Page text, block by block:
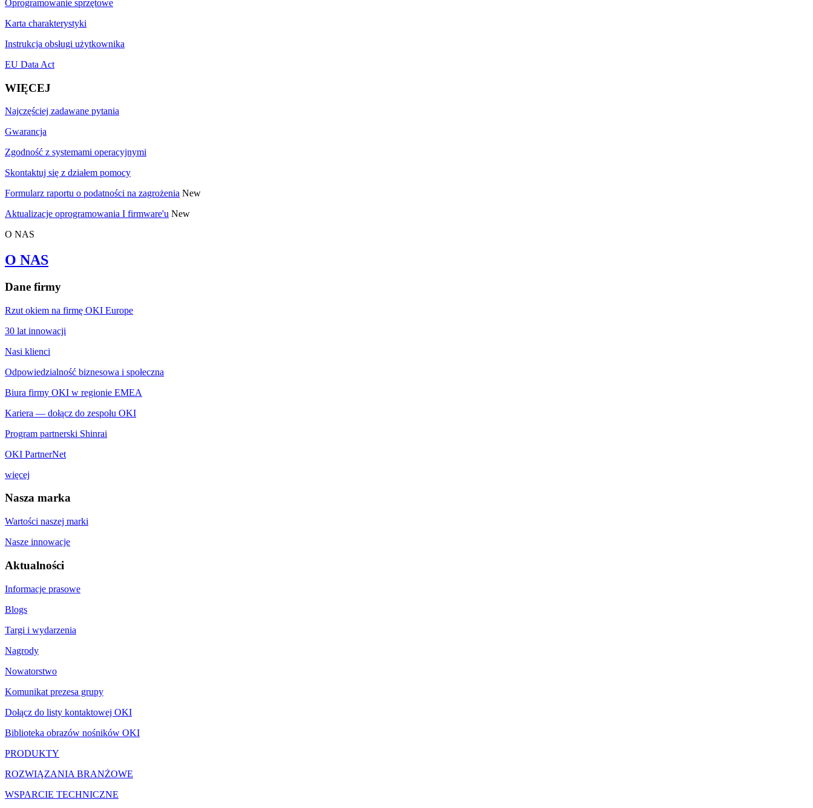
Oprogramowanie sprzętowe
Karta charakterystyki
Instrukcja obsługi użytkownika
EU Data Act
WIĘCEJ
Najczęściej zadawane pytania
Gwarancja
Zgodność z systemami operacyjnymi
Skontaktuj się z działem pomocy
Formularz raportu o podatności na zagrożenia New
Aktualizacje oprogramowania I firmware'u New
O NAS
O NAS
Dane firmy
Rzut okiem na firmę OKI Europe
30 lat innowacji
Nasi klienci
Odpowiedzialność biznesowa i społeczna
Biura firmy OKI w regionie EMEA
Kariera — dołącz do zespołu OKI
Program partnerski Shinrai
OKI PartnerNet
więcej
Nasza marka
Wartości naszej marki
Nasze innowacje
Aktualności
Informacje prasowe
Blogs
Targi i wydarzenia
Nagrody
Nowatorstwo
Komunikat prezesa grupy
Dołącz do listy kontaktowej OKI
Biblioteka obrazów nośników OKI
PRODUKTY
ROZWIĄZANIA BRANŻOWE
WSPARCIE TECHNICZNE